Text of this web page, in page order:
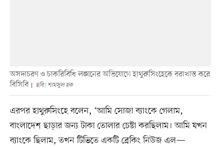
অসদাচরণ ও চাকরিবিধি লঙ্ঘনের অভিযোগে হাথুরুসিংহেকে বরাখাস্ত করে
বিসিবি
ছবি: শামসুল হক
এরপর হাথুরুসিংহে বলেন, ‘আমি সোজা ব্যাংকে গেলাম,
বাংলাদেশ ছাড়ার জন্য টাকা তোলার চেষ্টা করছিলাম। আমি যখন
ব্যাংকে ছিলাম, তখন টিভিতে একটি ব্রেকিং নিউজ এল—